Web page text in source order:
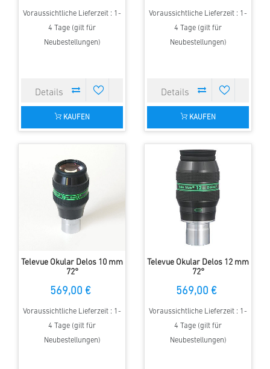
Voraussichtliche Lieferzeit : 1-
4 Tage (gilt für
Neubestellungen)
KAUFEN
Voraussichtliche Lieferzeit : 1-
4 Tage (gilt für
Neubestellungen)
KAUFEN
Televue Okular Delos 10 mm
72°
569,00 €
Voraussichtliche Lieferzeit : 1-
4 Tage (gilt für
Neubestellungen)
Televue Okular Delos 12 mm
72°
569,00 €
Voraussichtliche Lieferzeit : 1-
4 Tage (gilt für
Neubestellungen)